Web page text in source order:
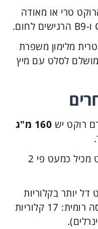
טרי או מאודה
מלימון משפרת
לסלט עם מיץ
160 מ"ג
רוקט מכיל כמעט פי 2
דל יותר בקלוריות
מרוב סוגי החסה (למשל, חסה רומית: 17 קלוריות